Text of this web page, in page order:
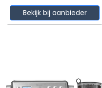
Bekijk bij aanbieder